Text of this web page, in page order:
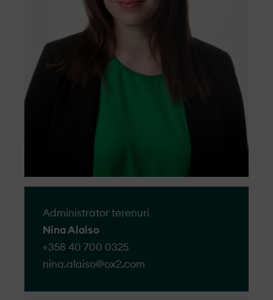
fie tratate cu respect, obiectiv și eficiență.
Accesați formularul
Administrator terenuri
Nina Alaiso
+358 40 700 0325
nina.alaiso@​ox2.com